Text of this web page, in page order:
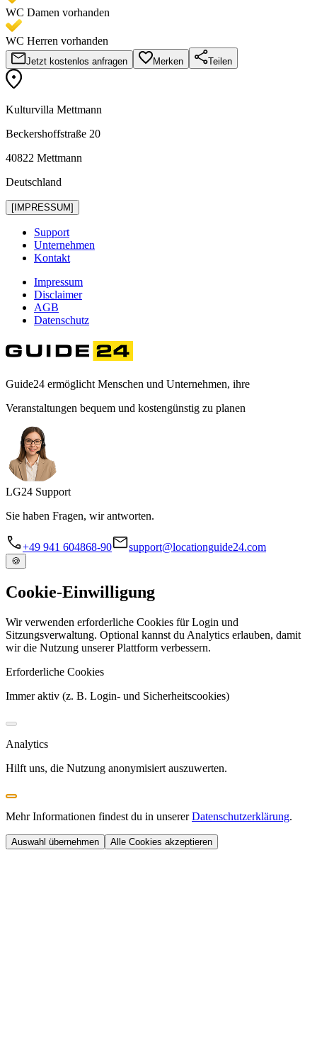
WC Damen vorhanden
WC Herren vorhanden
Jetzt kostenlos anfragen Merken Teilen
Kulturvilla Mettmann
Beckershoffstraße 20
40822 Mettmann
Deutschland
[IMPRESSUM]
Support
Unternehmen
Kontakt
Impressum
Disclaimer
AGB
Datenschutz
Guide24 ermöglicht Menschen und Unternehmen, ihre
Veranstaltungen bequem und kostengünstig zu planen
LG24 Support
Sie haben Fragen, wir antworten.
+49 941 604868-90 support@locationguide24.com
🍪
Cookie-Einwilligung
Wir verwenden erforderliche Cookies für Login und
Sitzungsverwaltung. Optional kannst du Analytics erlauben, damit
wir die Nutzung unserer Plattform verbessern.
Erforderliche Cookies
Immer aktiv (z. B. Login- und Sicherheitscookies)
Analytics
Hilft uns, die Nutzung anonymisiert auszuwerten.
Mehr Informationen findest du in unserer Datenschutzerklärung.
Auswahl übernehmen Alle Cookies akzeptieren